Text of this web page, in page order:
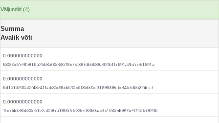
Väljundid (4)
Summa
Avalik võti
0.000000000000
68065d7e9f581ffa2bb8a00e6879bc6c387db6688a92fb1f7691a2b7ceb1691a
0.000000000000
fbf151d200a0243e41bab85d9bdd205dff3b605c31f98008cbef4b7d66224cc7
0.000000000000
1bcd4de8b630e51e2a0587a18067dc39ec8360aaeb7760e46895e97f5fb78206